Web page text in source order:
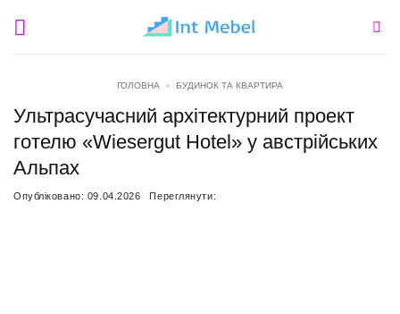
ГОЛОВНА » БУДИНОК ТА КВАРТИРА
Ультрасучасний архітектурний проект
готелю «Wiesergut Hotel» у австрійських
Альпах
Опубліковано: 09.04.2026 Переглянути: